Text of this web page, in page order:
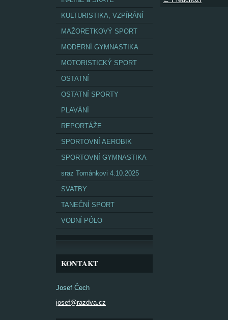
KULTURISTIKA, VZPÍRÁNÍ
MAŽORETKOVÝ SPORT
MODERNÍ GYMNASTIKA
MOTORISTICKÝ SPORT
OSTATNÍ
OSTATNÍ SPORTY
PLAVÁNÍ
REPORTÁŽE
SPORTOVNÍ AEROBIK
SPORTOVNÍ GYMNASTIKA
sraz Tománkovi 4.10.2025
SVATBY
TANEČNÍ SPORT
VODNÍ PÓLO
KONTAKT
Josef Čech
josef@razdva.cz